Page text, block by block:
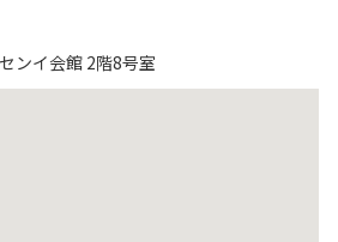
ンイ会館 2階8号室